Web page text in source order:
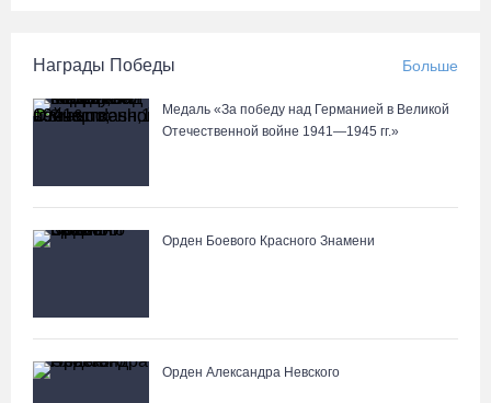
Награды Победы Больше
Медаль «За победу над Германией в Великой
Отечественной войне 1941—1945 гг.»
Орден Боевого Красного Знамени
Орден Александра Невского